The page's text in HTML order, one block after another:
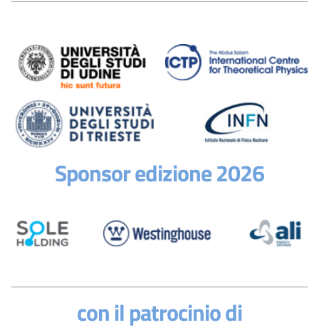
Sponsor edizione 2026
con il patrocinio di